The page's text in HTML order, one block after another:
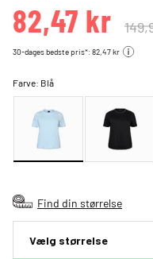
82,47 kr
30-dages bedste pris*: 82,47 kr
Farve: Blå
Find din størrelse
Vælg størrelse